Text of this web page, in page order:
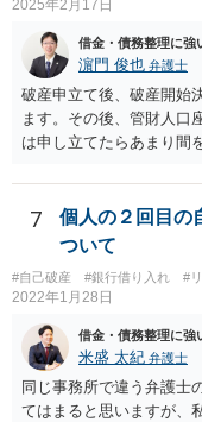
2025年2月17日
借金・債務整理に強
濵門 俊也 弁護士
破産申立て後、破産開始
ます。その後、管財人口
は申し立てたらあまり間
7
個人の２回目の
ついて
#自己破産 #銀行借り入れ #
2022年1月28日
借金・債務整理に強
米盛 太紀 弁護士
同じ事務所で違う弁護士
てはまると思いますが、